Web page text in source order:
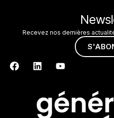
Recevez nos dernières